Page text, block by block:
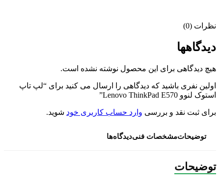
نظرات (0)
دیدگاهها
هیچ دیدگاهی برای این محصول نوشته نشده است.
اولین نفری باشید که دیدگاهی را ارسال می کنید برای “لپ تاپ
استوک لنوو Lenovo ThinkPad E570”
برای ثبت نقد و بررسی وارد حساب کاربری خود شوید.
توضیحاتمشخصات فنیدیدگاه‌ها
توضیحات